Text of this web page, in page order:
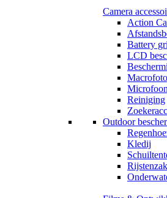
Camera
Action
Battery
LCD
Reiniging
Outdoor
Kledij